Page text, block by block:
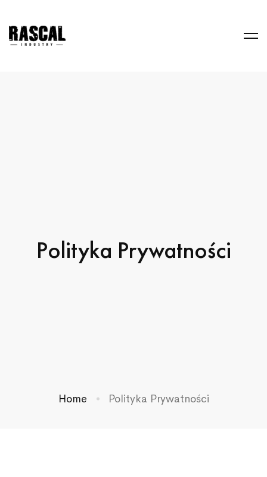
Polityka Prywatności
Home Polityka Prywatności